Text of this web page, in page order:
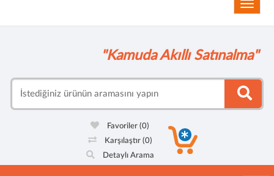
"Kamuda Akıllı Satınalma"
Favoriler(0)
Karşılaştır (0)
Detaylı Arama